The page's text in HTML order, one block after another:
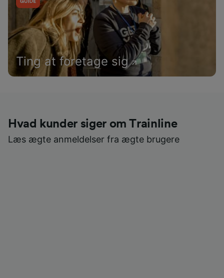
Ting at foretage sig
Hvad kunder siger om Trainline
Læs ægte anmeldelser fra ægte brugere